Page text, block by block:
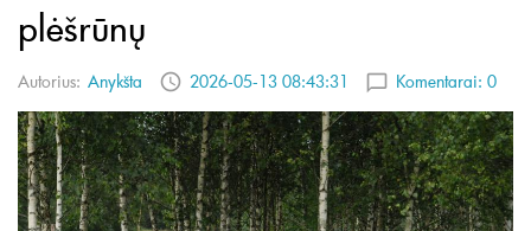
plėšrūnų
Autorius: Anykšta 2026-05-13 08:43:31 Komentarai: 0